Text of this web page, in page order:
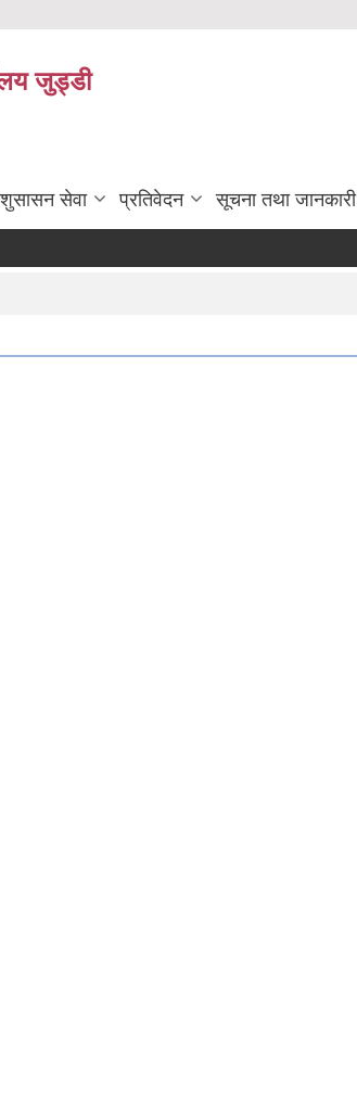
जुड्डी
शुसासन सेवा प्रतिवेदन सूचना तथा जानकारी